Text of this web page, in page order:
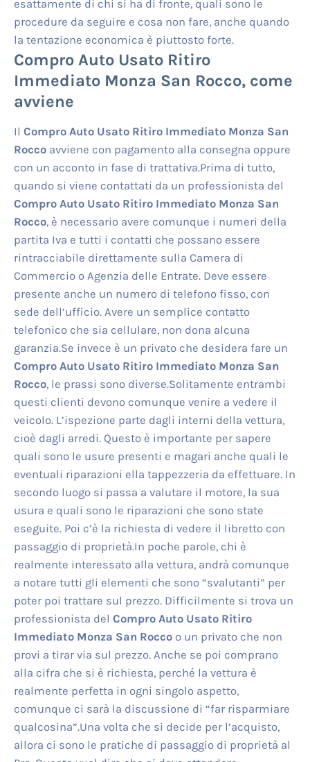
esattamente di chi si ha di fronte, quali sono le
procedure da seguire e cosa non fare, anche quando
la tentazione economica è piuttosto forte.
Compro Auto Usato Ritiro
Immediato Monza San Rocco, come
avviene
Il Compro Auto Usato Ritiro Immediato Monza San
Roccoavviene con pagamento alla consegna oppure
con un acconto in fase di trattativa.Prima di tutto,
quando si viene contattati da un professionista del
Compro Auto Usato Ritiro Immediato Monza San
Rocco, è necessario avere comunque i numeri della
partita Iva e tutti i contatti che possano essere
rintracciabile direttamente sulla Camera di
Commercio o Agenzia delle Entrate. Deve essere
presente anche un numero di telefono fisso, con
sede dell’ufficio. Avere un semplice contatto
telefonico che sia cellulare, non dona alcuna
garanzia.Se invece è un privato che desidera fare un
Compro Auto Usato Ritiro Immediato Monza San
Rocco, le prassi sono diverse.Solitamente entrambi
questi clienti devono comunque venire a vedere il
veicolo. L’ispezione parte dagli interni della vettura,
cioè dagli arredi. Questo è importante per sapere
quali sono le usure presenti e magari anche quali le
eventuali riparazioni ella tappezzeria da effettuare. In
secondo luogo si passa a valutare il motore, la sua
usura e quali sono le riparazioni che sono state
eseguite. Poi c’è la richiesta di vedere il libretto con
passaggio di proprietà.In poche parole, chi è
realmente interessato alla vettura, andrà comunque
a notare tutti gli elementi che sono “svalutanti” per
poter poi trattare sul prezzo. Difficilmente si trova un
professionista del Compro Auto Usato Ritiro
Immediato Monza San Roccoo un privato che non
provi a tirar via sul prezzo. Anche se poi comprano
alla cifra che si è richiesta, perché la vettura è
realmente perfetta in ogni singolo aspetto,
comunque ci sarà la discussione di “far risparmiare
qualcosina”.Una volta che si decide per l’acquisto,
allora ci sono le pratiche di passaggio di proprietà al